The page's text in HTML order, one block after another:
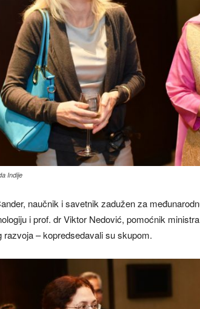
Indije
naučnik i savetnik zadužen za
i prof. dr Viktor Nedović, pomoćnik
razvoja – kopredsedavali su skupom.